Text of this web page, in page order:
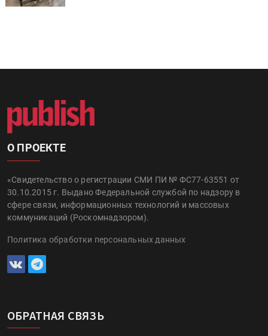
О ПРОЕКТЕ
«Свидетельство о регистрации СМИ ПИ № ФС77-63551 от
30.10.2015 г. Выдано Федеральной службой по надзору в
сфере связи, информационных технологий и массовых
коммуникаций (Роскомнадзором).
Политика обработки персональных данных
ОБРАТНАЯ СВЯЗЬ